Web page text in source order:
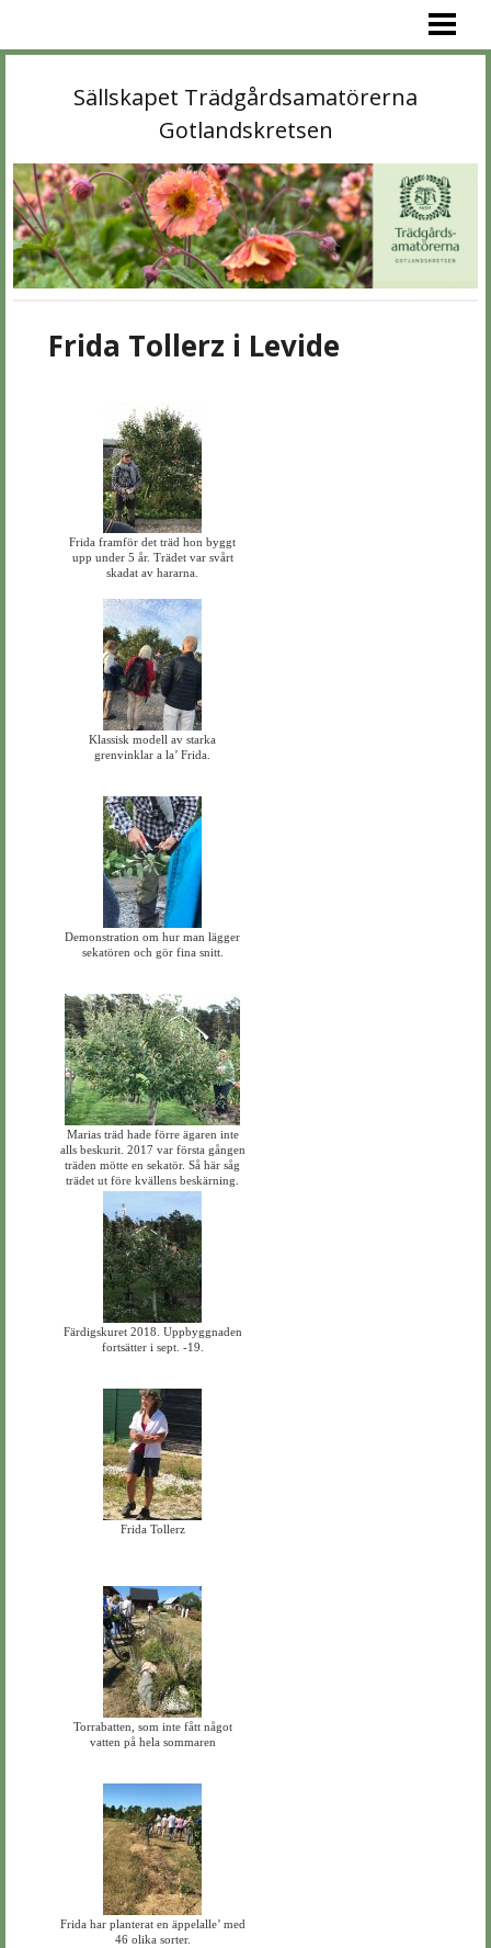
KONTAKT
OM OSS
GALLERI
STA»
Sällskapet Trädgårdsamatörerna
Gotlandskretsen
Frida Tollerz i Levide
Frida framför det träd hon byggt
upp under 5 år. Trädet var svårt
skadat av hararna.
Klassisk modell av starka
grenvinklar a la’ Frida.
Demonstration om hur man lägger
sekatören och gör fina snitt.
Marias träd hade förre ägaren inte
alls beskurit. 2017 var första gången
träden mötte en sekatör. Så här såg
trädet ut före kvällens beskärning.
Färdigskuret 2018. Uppbyggnaden
fortsätter i sept. -19.
Frida Tollerz
Torrabatten, som inte fått något
vatten på hela sommaren
Frida har planterat en äppelalle’ med
46 olika sorter.